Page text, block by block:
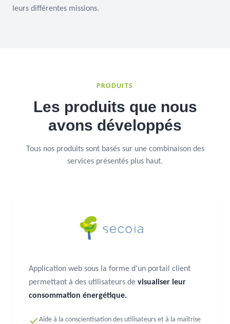
leurs différentes missions.
PRODUITS
Les produits que nous
avons développés
Tous nos produits sont basés sur une combinaison des
services présentés plus haut.
Application web sous la forme d'un portail client
permettant à des utilisateurs de visualiser leur
consommation énergétique.
Aide à la conscientisation des utilisateurs et à la maîtrise